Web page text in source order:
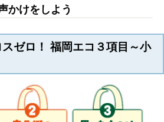
かけをしよう
ゼロ！ 福岡エコ３項目～小